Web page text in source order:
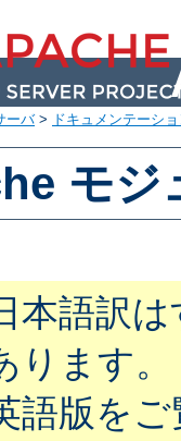
ーバ> ドキュメンテーショ
モジ
本語訳
ります
語版を